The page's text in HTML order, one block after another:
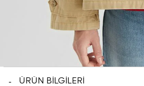
ÜRÜN BİLGİLERİ